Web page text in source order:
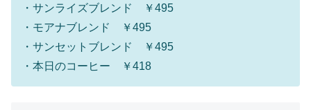
・サンライズブレンド ￥495
・モアナブレンド ￥495
・サンセットブレンド ￥495
・本日のコーヒー ￥418